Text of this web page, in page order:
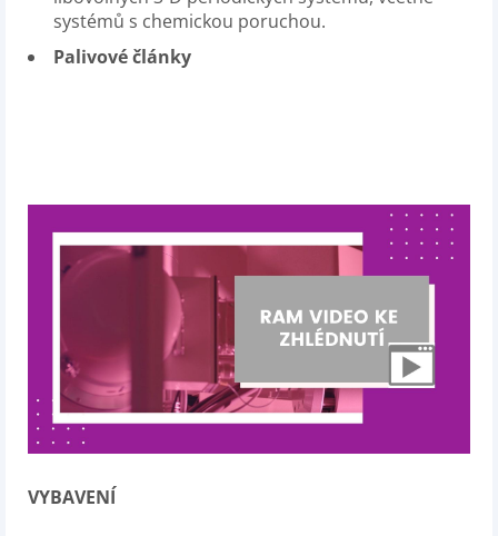
systémů s chemickou poruchou.
Palivové články
VYBAVENÍ